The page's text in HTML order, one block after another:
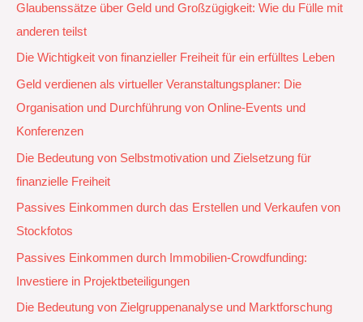
Glaubenssätze über Geld und Großzügigkeit: Wie du Fülle mit
anderen teilst
Die Wichtigkeit von finanzieller Freiheit für ein erfülltes Leben
Geld verdienen als virtueller Veranstaltungsplaner: Die
Organisation und Durchführung von Online-Events und
Konferenzen
Die Bedeutung von Selbstmotivation und Zielsetzung für
finanzielle Freiheit
Passives Einkommen durch das Erstellen und Verkaufen von
Stockfotos
Passives Einkommen durch Immobilien-Crowdfunding:
Investiere in Projektbeteiligungen
Die Bedeutung von Zielgruppenanalyse und Marktforschung